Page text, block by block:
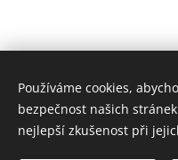
Používáme cookies,
bezpečnost našich
nejlepší zkušenost při